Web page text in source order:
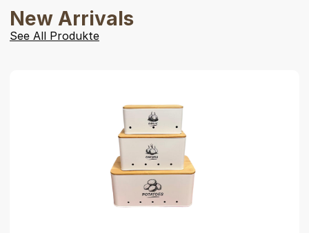
New Arrivals
See All Produkte